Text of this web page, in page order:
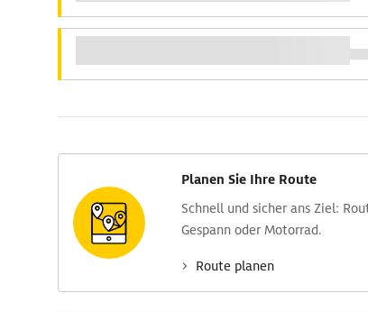
Planen Sie Ihre Route
Schnell und sicher ans Ziel:
Gespann oder Motorrad.
Route planen